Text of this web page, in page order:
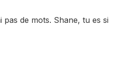
de mots. Shane, tu es si